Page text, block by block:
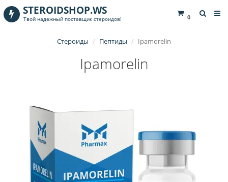
0
STEROIDSHOP.WS
Твой надежный поставщик стероидов!
Стероиды Пептиды Ipamorelin
Ipamorelin